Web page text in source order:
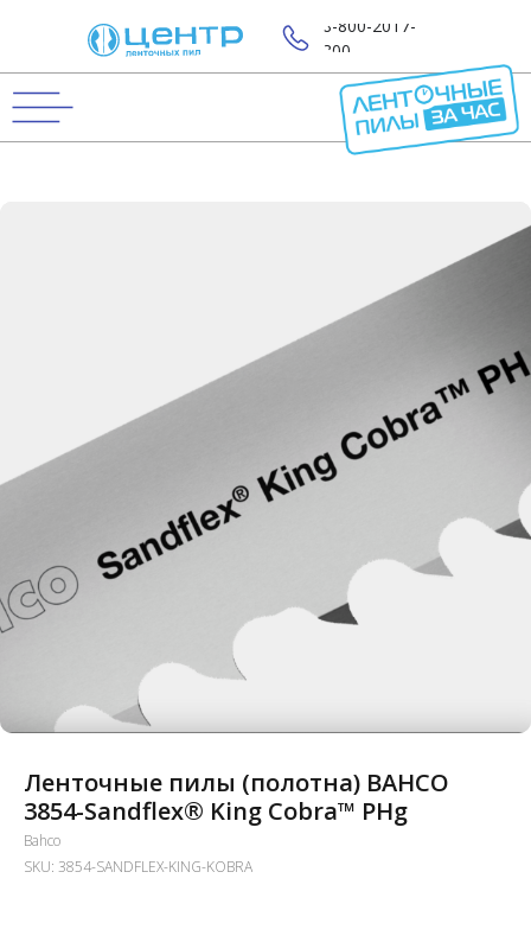
8-800-2017-
800
Ленточные пилы (полотна) BAHCO
3854-Sandflex® King Cobra™ PHg
Bahco
SKU: 3854-SANDFLEX-KING-KOBRA